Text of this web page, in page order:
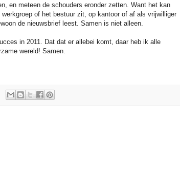
en meteen de schouders eronder zetten. Want het kan
of het bestuur zit, op kantoor of af als vrijwilliger
de nieuwsbrief leest. Samen is niet alleen.
in 2011. Dat dat er allebei komt, daar heb ik alle
wereld! Samen.